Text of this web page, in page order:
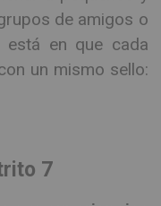
de amigos o
está en que cada
un mismo sello:
7